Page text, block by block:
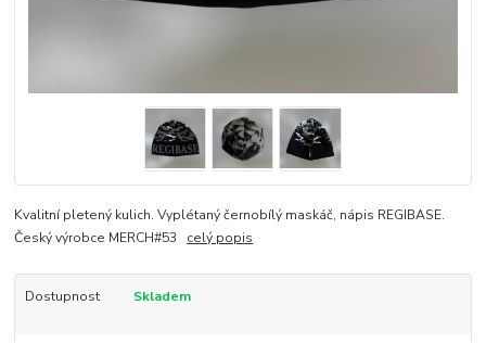
Kvalitní pletený kulich. Vyplétaný černobílý maskáč, nápis REGIBASE.
Český výrobce MERCH#53 celý popis
Dostupnost Skladem